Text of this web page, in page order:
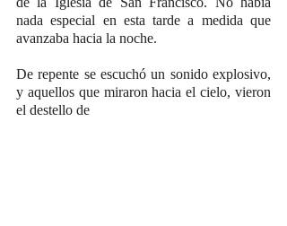
nada especial en esta tarde a medida que
avanzaba hacia la noche.
De repente se escuchó un sonido explosivo,
y aquellos que miraron hacia el cielo, vieron
el destello de